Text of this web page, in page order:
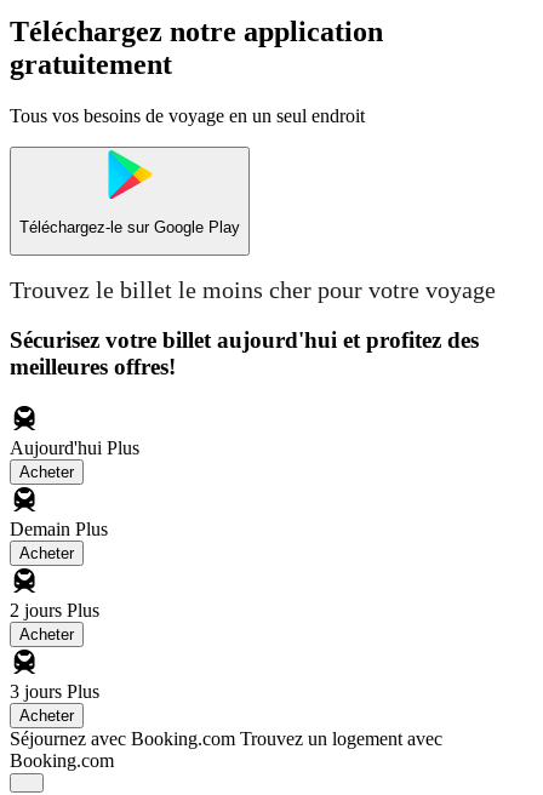
Téléchargez notre application
gratuitement
Tous vos besoins de voyage en un seul endroit
Téléchargez-le sur Google Play
Trouvez le billet le moins cher pour votre voyage
Sécurisez votre billet aujourd'hui et profitez des
meilleures offres!
Aujourd'hui Plus
Acheter
Demain Plus
Acheter
2 jours Plus
Acheter
3 jours Plus
Acheter
Séjournez avec Booking.com Trouvez un logement avec
Booking.com